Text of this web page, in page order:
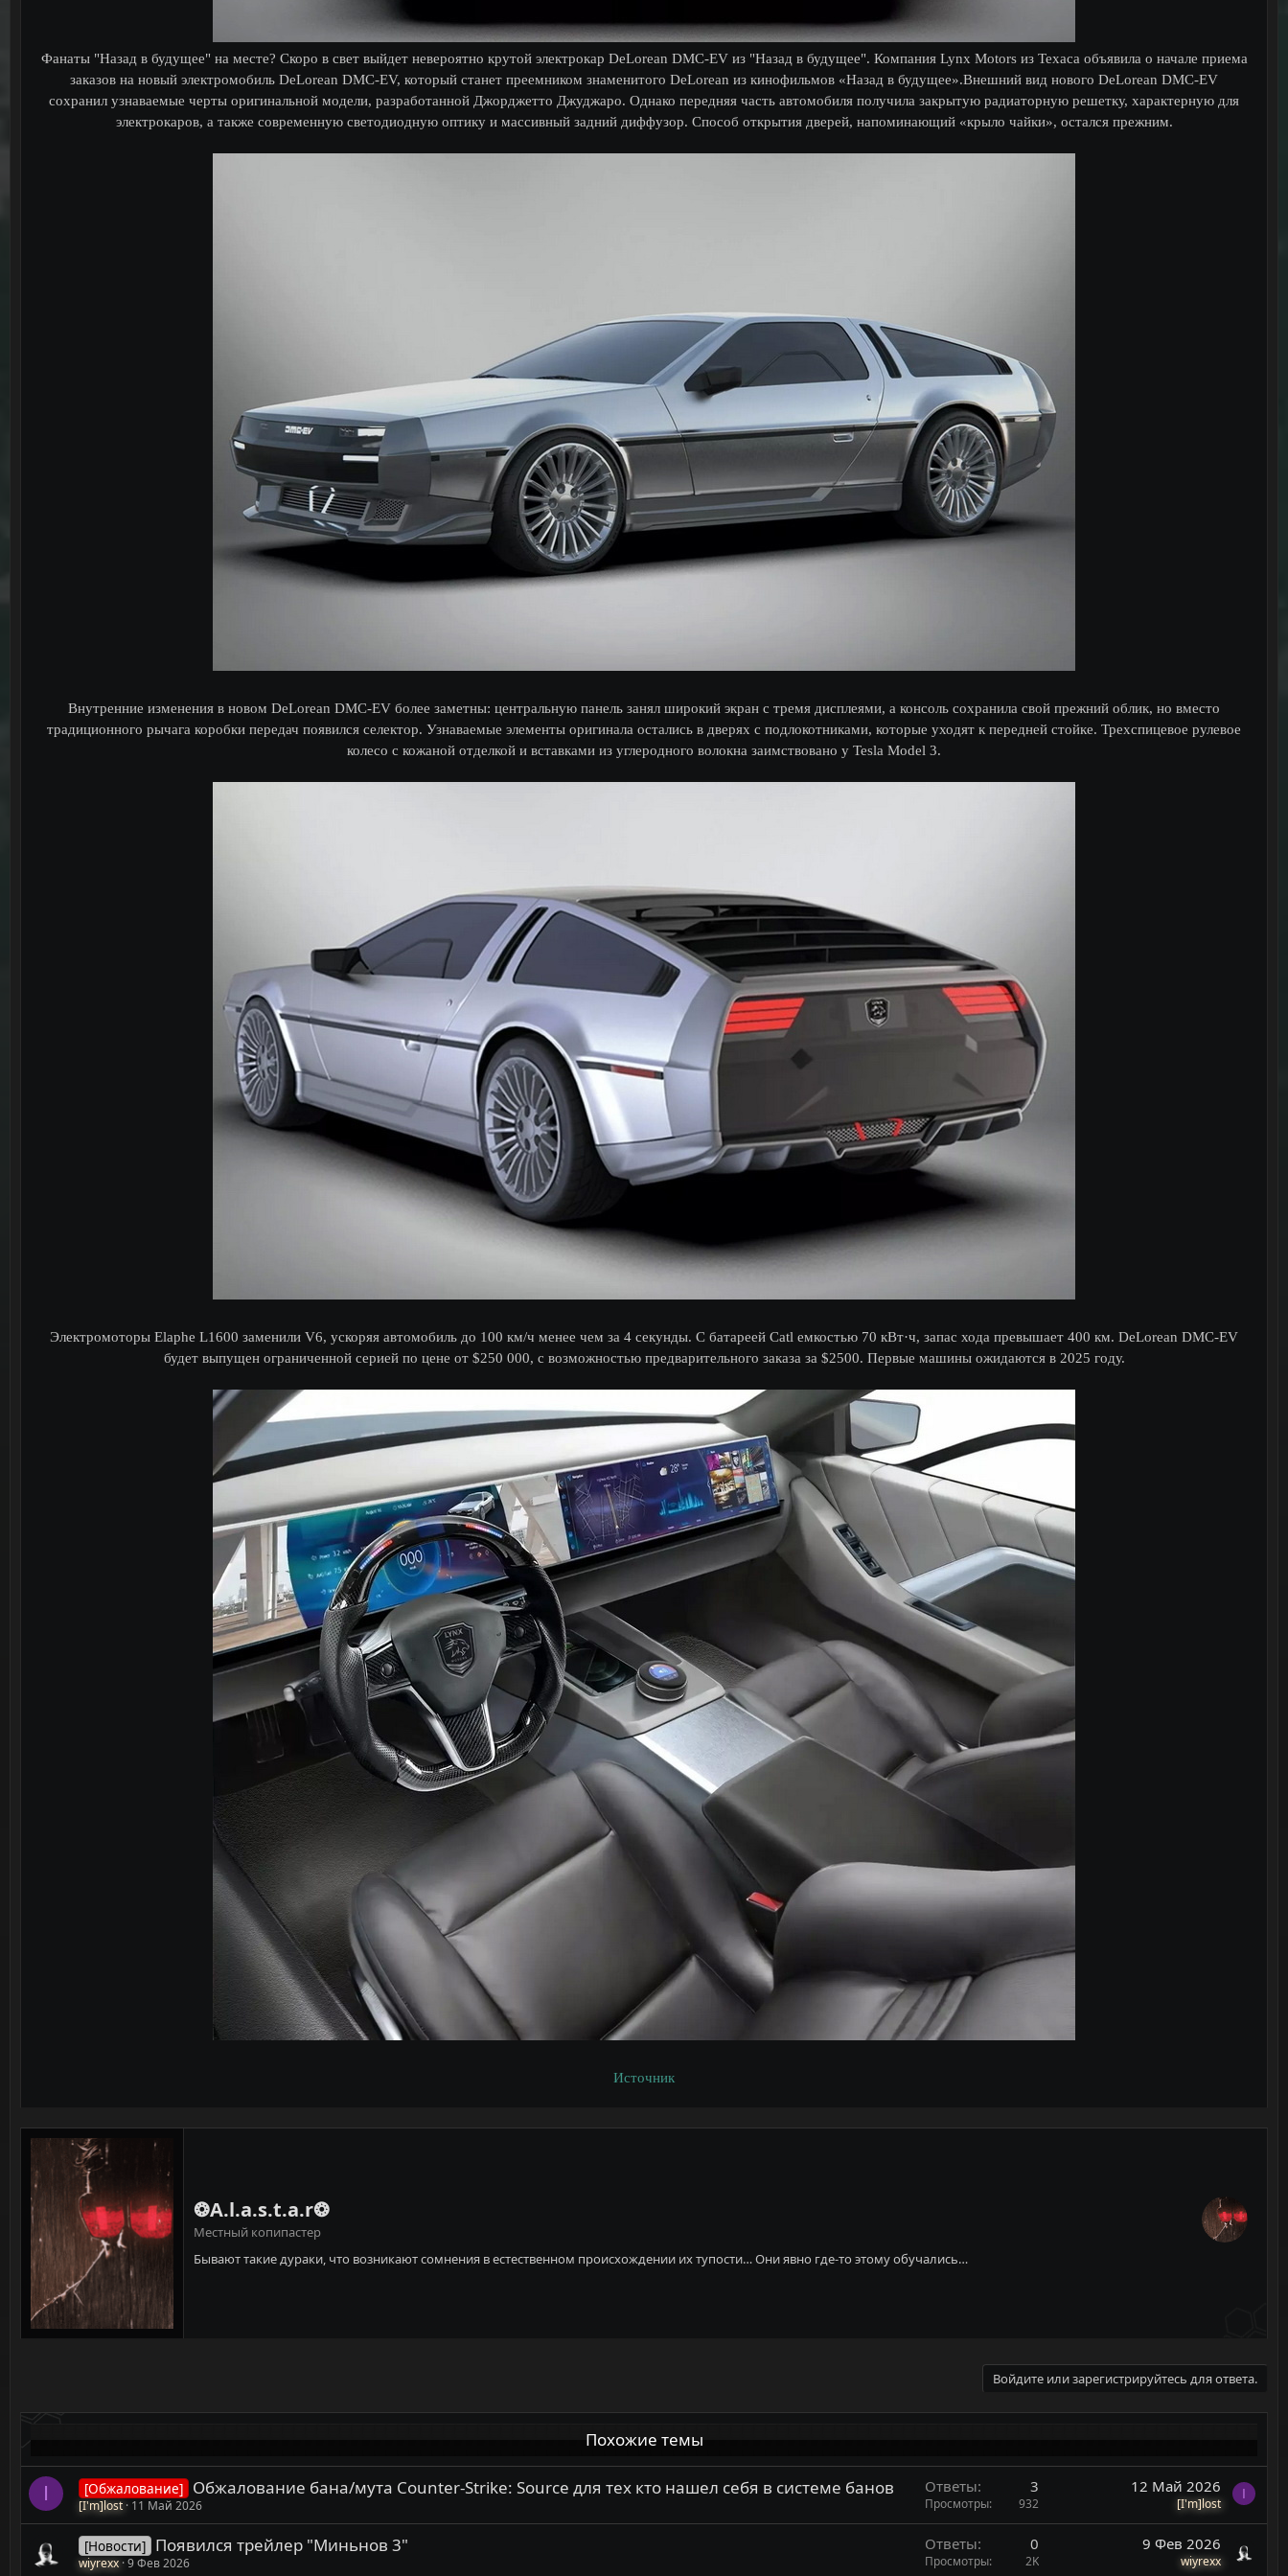
Фанаты "Назад в будущее" на месте? Скоро в свет выйдет невероятно крутой электрокар DeLorean DMC-EV из "Назад в будущее". Компания Lynx Motors из Техаса объявила о начале приема
заказов на новый электромобиль DeLorean DMC-EV, который станет преемником знаменитого DeLorean из кинофильмов «Назад в будущее».Внешний вид нового DeLorean DMC-EV
сохранил узнаваемые черты оригинальной модели, разработанной Джорджетто Джуджаро. Однако передняя часть автомобиля получила закрытую радиаторную решетку, характерную для
электрокаров, а также современную светодиодную оптику и массивный задний диффузор. Способ открытия дверей, напоминающий «крыло чайки», остался прежним.
Внутренние изменения в новом DeLorean DMC-EV более заметны: центральную панель занял широкий экран с тремя дисплеями, а консоль сохранила свой прежний облик, но вместо
традиционного рычага коробки передач появился селектор. Узнаваемые элементы оригинала остались в дверях с подлокотниками, которые уходят к передней стойке. Трехспицевое рулевое
колесо с кожаной отделкой и вставками из углеродного волокна заимствовано у Tesla Model 3.
Электромоторы Elaphe L1600 заменили V6, ускоряя автомобиль до 100 км/ч менее чем за 4 секунды. С батареей Catl емкостью 70 кВт·ч, запас хода превышает 400 км. DeLorean DMC-EV
будет выпущен ограниченной серией по цене от $250 000, с возможностью предварительного заказа за $2500. Первые машины ожидаются в 2025 году.
Источник
❂A.l.a.s.t.a.r❂
Местный копипастер
Бывают такие дураки, что возникают сомнения в естественном происхождении их тупости… Они явно где-то этому обучались…
Войдите или зарегистрируйтесь для ответа.
Похожие темы
I [Обжалование] Обжалование бана/мута Counter-Strike: Source для тех кто нашел себя в системе банов
[I'm]lost 11 Май 2026
Ответы 3
Просмотры 932
12 Май 2026
[I'm]lost
I
[Новости] Появился трейлер "Миньнов 3"
wiyrexx 9 Фев 2026
Ответы 0
Просмотры 2K
9 Фев 2026
wiyrexx